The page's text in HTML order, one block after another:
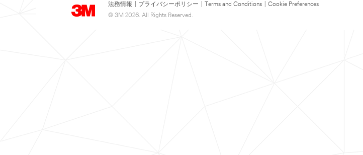
法務情報 プライバシーポリシー Terms and Conditions
Cookie Preferences
© 3M 2026. All Rights Reserved.